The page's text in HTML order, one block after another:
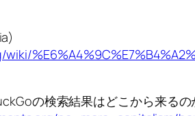
の検索結果はどこから来るの